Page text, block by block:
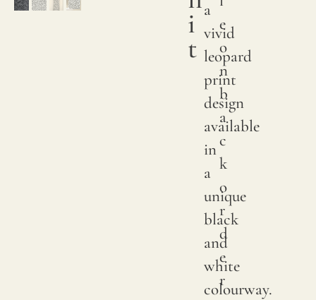
i
t
a
vivid
leopard
print
design
available
in
a
unique
black
and
white
colourway.
e
o
n
b
a
c
k
o
r
d
e
r